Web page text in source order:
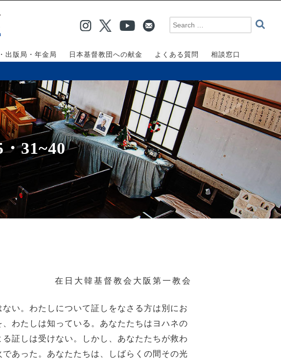
出版局・年金局 日本基督教団への献金 よくある質問 相談窓口
31~40
在日大韓基督教会大阪第一教会
い。 わたしについて証しをなさる方は別にお
わたしは知っている。 あなたたちはヨハネの
証しは受けない。しかし、あなたたちが救わ
あった。あなたたちは、しばらくの間その光